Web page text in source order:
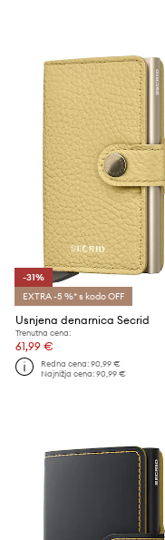
-31%
EXTRA -5 %* s kodo OFF
Usnjena denarnica Secrid
Trenutna cena:
61,99 €
Redna cena:90,99 €
Najnižja cena:90,99 €